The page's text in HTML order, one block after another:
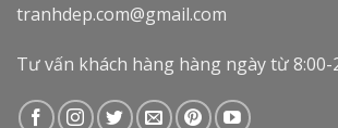
tranhdep.com@gmail.com
Tư vấn khách hàng hàng ngày từ 8:00-